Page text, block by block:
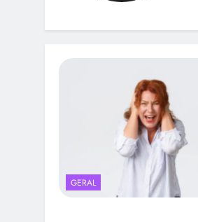
GERAL